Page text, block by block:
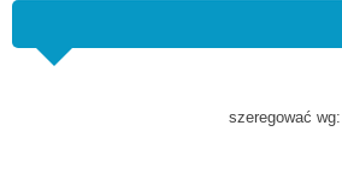
szeregować wg: